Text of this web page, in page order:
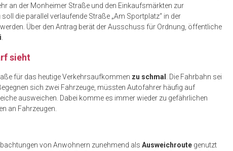
an der Monheimer Straße und den Einkaufsmärkten zur
die parallel verlaufende Straße „Am Sportplatz“ in der
Über den Antrag berät der Ausschuss für Ordnung, öffentliche
sieht
für das heutige Verkehrsaufkommen zu schmal
. Die Fahrbahn sei
sich zwei Fahrzeuge, müssten Autofahrer häufig auf
ausweichen. Dabei komme es immer wieder zu gefährlichen
an Fahrzeugen.
von Anwohnern zunehmend als Ausweichroute genutzt